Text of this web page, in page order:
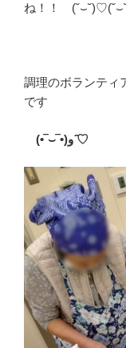
ね！！
調理のボランティ
です
(•‾⌣‾•)و ♡